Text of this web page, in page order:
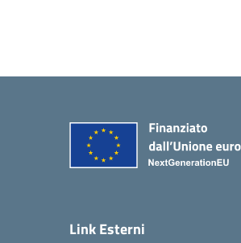
Link Esterni